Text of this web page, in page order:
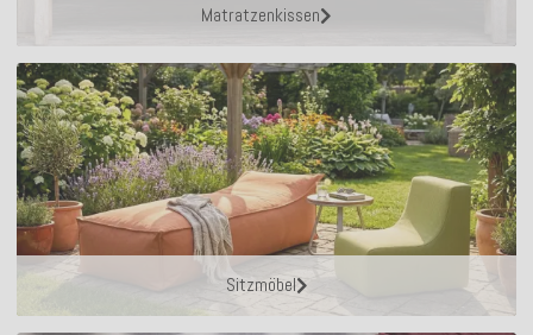
Matratzenkissen
Sitzmöbel